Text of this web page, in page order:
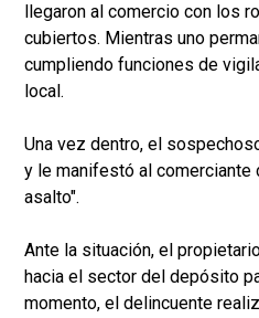
llegaron al comercio con los
cubiertos. Mientras uno
cumpliendo funciones de
local.
Una vez dentro, el
y le manifestó al comerciante
asalto".
Ante la situación, el
hacia el sector del depósito
momento, el delincuente